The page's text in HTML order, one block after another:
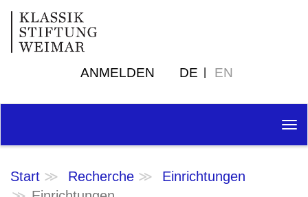
ANMELDEN DE EN
Start Recherche
Einrichtungen